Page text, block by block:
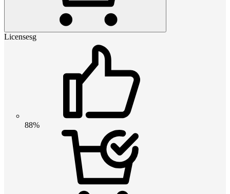
Licensesg
88%